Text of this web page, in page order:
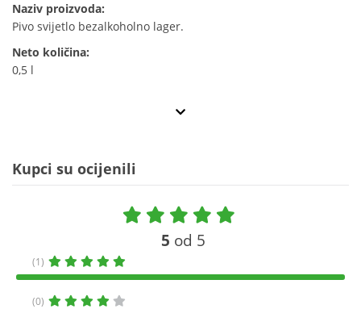
Naziv proizvoda:
Pivo svijetlo bezalkoholno lager.
Neto količina:
0,5 l
Kupci su ocijenili
5 od 5
(1)
(0)